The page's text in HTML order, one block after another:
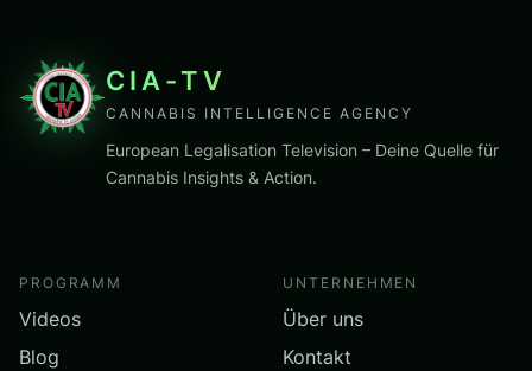
CIA-TV
CANNABIS INTELLIGENCE AGENCY
European Legalisation Television – Deine Quelle für
Cannabis Insights & Action.
PROGRAMM
Videos
Blog
UNTERNEHMEN
Über uns
Kontakt